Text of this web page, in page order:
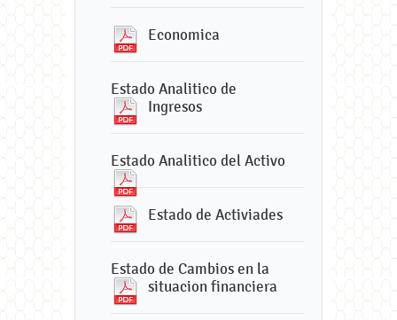
Economica
Estado Analitico de
Ingresos
Estado Analitico del Activo
Estado de Activiades
Estado de Cambios en la
situacion financiera